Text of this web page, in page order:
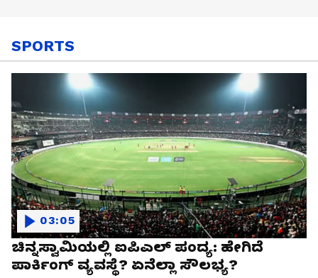
SPORTS
ಚಿನ್ನಸ್ವಾಮಿಯಲ್ಲಿ ಐಪಿಎಲ್‌ ಪಂದ್ಯ: ಹೇಗಿದೆ
ಪಾರ್ಕಿಂಗ್ ವ್ಯವಸ್ಥೆ? ಏನೆಲ್ಲಾ ಸೌಲಭ್ಯ?
03:05